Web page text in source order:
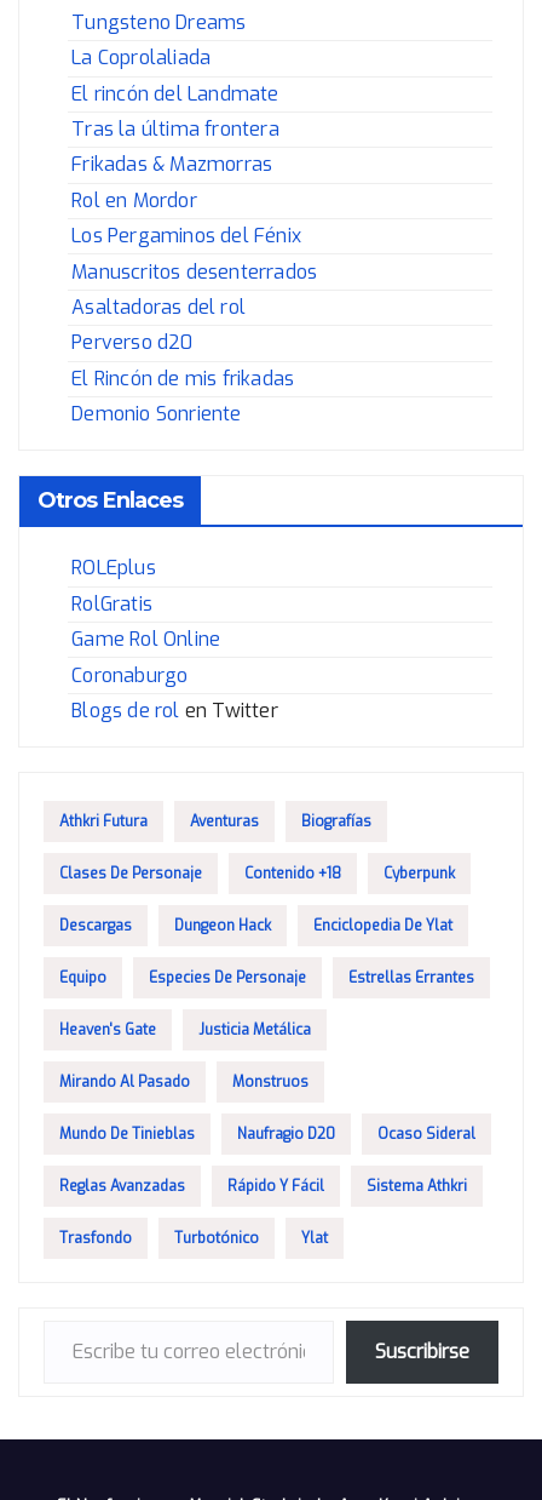
Tungsteno Dreams
La Coprolaliada
El rincón del Landmate
Tras la última frontera
Frikadas & Mazmorras
Rol en Mordor
Los Pergaminos del Fénix
Manuscritos desenterrados
Asaltadoras del rol
Perverso d20
El Rincón de mis frikadas
Demonio Sonriente
Otros Enlaces
ROLEplus
RolGratis
Game Rol Online
Coronaburgo
Blogs de rol en Twitter
Athkri Futura Aventuras Biografías
Clases De Personaje Contenido +18 Cyberpunk
Descargas Dungeon Hack Enciclopedia De Ylat
Equipo Especies De Personaje Estrellas Errantes
Heaven's Gate Justicia Metálica
Mirando Al Pasado Monstruos
Mundo De Tinieblas Naufragio D20 Ocaso Sideral
Reglas Avanzadas Rápido Y Fácil Sistema Athkri
Trasfondo Turbotónico Ylat
Suscribirse